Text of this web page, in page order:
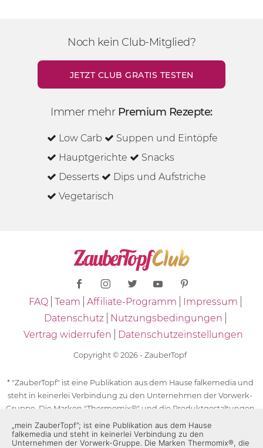
Noch kein Club-Mitglied?
JETZT CLUB GRATIS TESTEN
Immer mehr Premium Rezepte:
Low Carb
Suppen und Eintöpfe
Hauptgerichte
Snacks
Desserts
Dips und Aufstriche
Vegetarisch
FAQ Team Affiliate-Programm
Impressum
Datenschutz
Nutzungsbedingungen
Vertrag widerrufen
Datenschutzeinstellungen
Copyright © 2026 - ZauberTopf
* "ZauberTopf" ist eine Publikation aus dem Hause falkemedia und
steht in keinerlei Verbindung zu den Unternehmen der Vorwerk-
Gruppe. Die Marken "Thermomix®" und die Produktgestaltungen
des "Thermomix®" sind eingetragene Marken der Unternehmen
der Vorwerk-Gruppe. Die Marken Thermomix®, die Zeichen TM5®,
„mein ZauberTopf”; ist eine Publikation aus dem Hause
falkemedia und steht in keinerlei Verbindung zu den
Unternehmen der Vorwerk-Gruppe. Die Marken Thermomix®, die